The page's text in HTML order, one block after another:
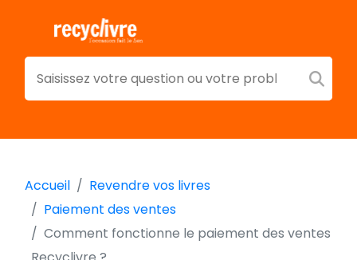
Accueil
Revendre vos livres
Paiement des ventes
Comment fonctionne le paiement des ventes